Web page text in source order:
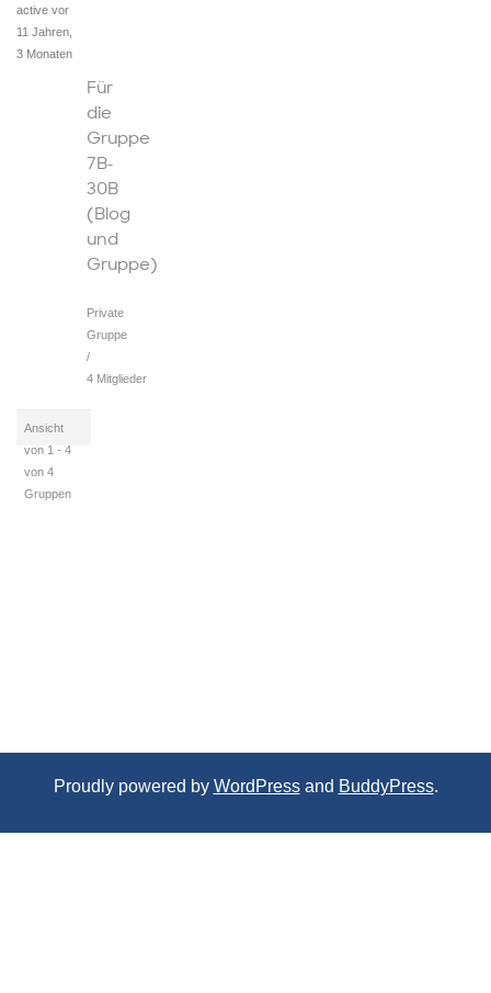
active vor
11 Jahren,
3 Monaten
Für
die
Gruppe
7B-
30B
(Blog
und
Gruppe)
Private
Gruppe
/
4 Mitglieder
Ansicht
von 1 - 4
von 4
Gruppen
Proudly powered by WordPressand BuddyPress.